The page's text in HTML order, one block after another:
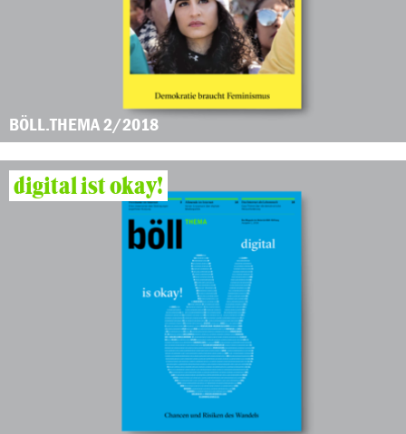
BÖLL.THEMA 2/2018
digital ist okay!